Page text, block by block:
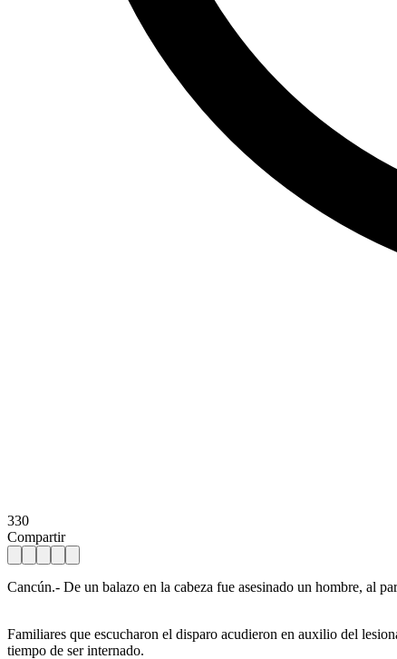
330
Compartir
Cancún.- De un balazo en la cabeza fue asesinado un hombre, al
Familiares que escucharon el disparo acudieron en auxilio del
tiempo de ser internado.